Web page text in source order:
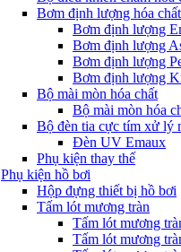
Bơm định lượng hóa chất
Bơm định lượng
Bơm định lượng
Bơm định lượng
Bơm định lượng
Bộ mài mòn hóa chất
Bộ mài mòn hóa
Bộ đèn tia cực tím xử lý
Đèn UV Emaux
Phụ kiện thay thế
Phụ kiện hồ bơi
Hộp đựng thiết bị hồ bơi
Tấm lót mương tràn
Tấm lót mương
Tấm lót mương